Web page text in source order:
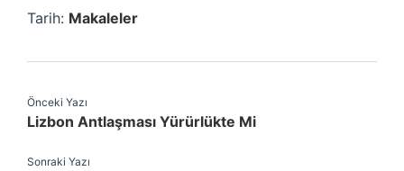
Tarih: Makaleler
Önceki Yazı
Lizbon Antlaşması Yürürlükte Mi
Sonraki Yazı